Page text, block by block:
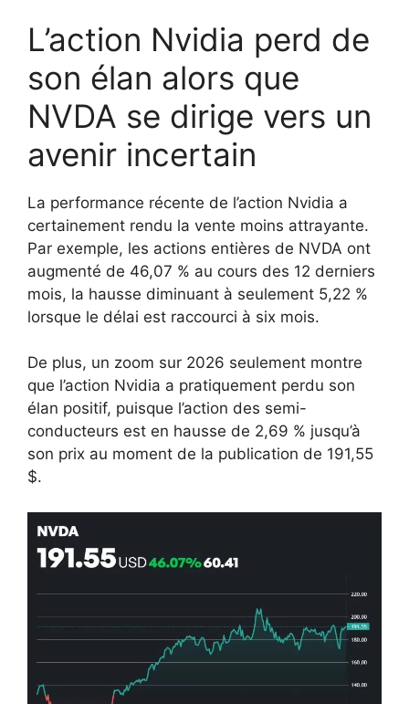
L’action Nvidia perd de
son élan alors que
NVDA se dirige vers un
avenir incertain
La performance récente de l’action Nvidia a
certainement rendu la vente moins attrayante.
Par exemple, les actions entières de NVDA ont
augmenté de 46,07 % au cours des 12 derniers
mois, la hausse diminuant à seulement 5,22 %
lorsque le délai est raccourci à six mois.
De plus, un zoom sur 2026 seulement montre
que l’action Nvidia a pratiquement perdu son
élan positif, puisque l’action des semi-
conducteurs est en hausse de 2,69 % jusqu’à
son prix au moment de la publication de 191,55
$.